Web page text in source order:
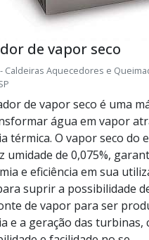
de vapor seco
Caldeiras Aquecedores e
de vapor seco é uma
água em vapor
térmica. O vapor seco do
umidade de 0,075%,
e eficiência em sua
suprir a possibilidade
de vapor para ser
e a geração das turbinas,